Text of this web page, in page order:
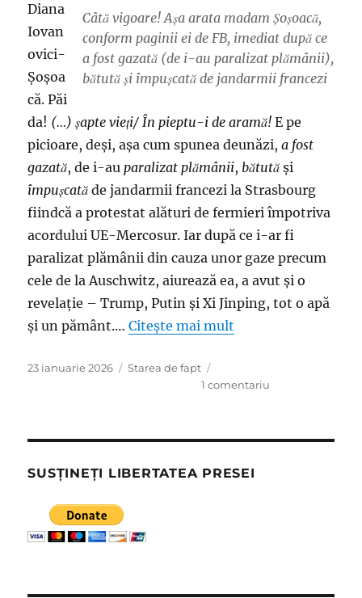
Câtă vigoare! Aşa arata madam Şoşoacă,
conform paginii ei de FB, imediat după ce
a fost gazată (de i-au paralizat plămânii),
bătută şi împuşcată de jandarmii francezi
Diana
Iovan
ovici-
Şoşoa
că. Păi
da! (…) şapte vieţi/ În pieptu-i de aramă! E pe
picioare, deşi, aşa cum spunea deunăzi,a fost
gazată, de i-auparalizat plămânii, bătutăşi
împuşcată de jandarmii francezi la Strasbourg
fiindcă a protestat alături de fermieri împotriva
acordului UE-Mercosur. Iar după ce i-ar fi
paralizat plămânii din cauza unor gaze precum
cele de la Auschwitz, aiurează ea, a avut şi o
revelaţie – Trump, Putin şi Xi Jinping, tot o apă
şi un pământ.…Citește mai mult
Publicat
23 ianuarie 2026 Categorii
Starea de fapt
1 comentariu
SUSȚINEȚI LIBERTATEA PRESEI